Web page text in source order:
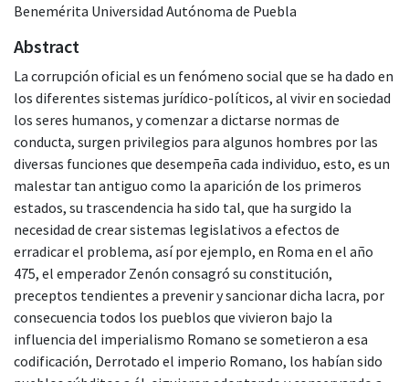
Benemérita Universidad Autónoma de Puebla
Abstract
La corrupción oficial es un fenómeno social que se ha dado en
los diferentes sistemas jurídico-políticos, al vivir en sociedad
los seres humanos, y comenzar a dictarse normas de
conducta, surgen privilegios para algunos hombres por las
diversas funciones que desempeña cada individuo, esto, es un
malestar tan antiguo como la aparición de los primeros
estados, su trascendencia ha sido tal, que ha surgido la
necesidad de crear sistemas legislativos a efectos de
erradicar el problema, así por ejemplo, en Roma en el año
475, el emperador Zenón consagró su constitución,
preceptos tendientes a prevenir y sancionar dicha lacra, por
consecuencia todos los pueblos que vivieron bajo la
influencia del imperialismo Romano se sometieron a esa
codificación, Derrotado el imperio Romano, los habían sido